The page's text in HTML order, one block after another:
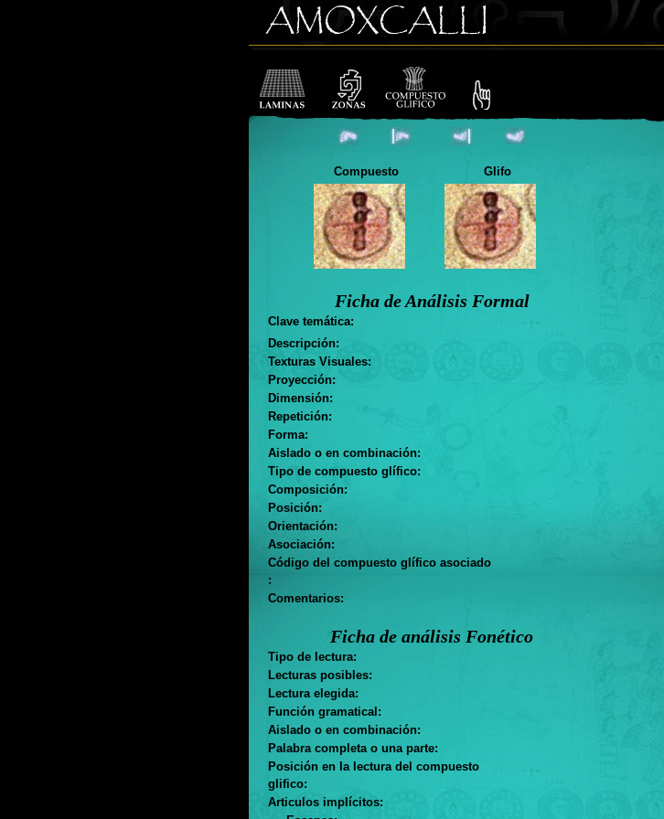
Compuesto Glifo
Ficha de Análisis Formal
Clave temática:
Descripción:
Texturas Visuales:
Proyección:
Dimensión:
Repetición:
Forma:
Aislado o en combinación:
Tipo de compuesto glífico:
Composición:
Posición:
Orientación:
Asociación:
Código del compuesto glífico asociado
:
Comentarios:
Ficha de análisis Fonético
Tipo de lectura:
Lecturas posibles:
Lectura elegida:
Función gramatical:
Aislado o en combinación:
Palabra completa o una parte:
Posición en la lectura del compuesto
glifico:
Articulos implícitos: